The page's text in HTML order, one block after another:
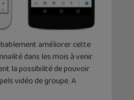
améliorer cette
dans les mois à venir
la possibilité de pouvoir
vidéo de groupe. A